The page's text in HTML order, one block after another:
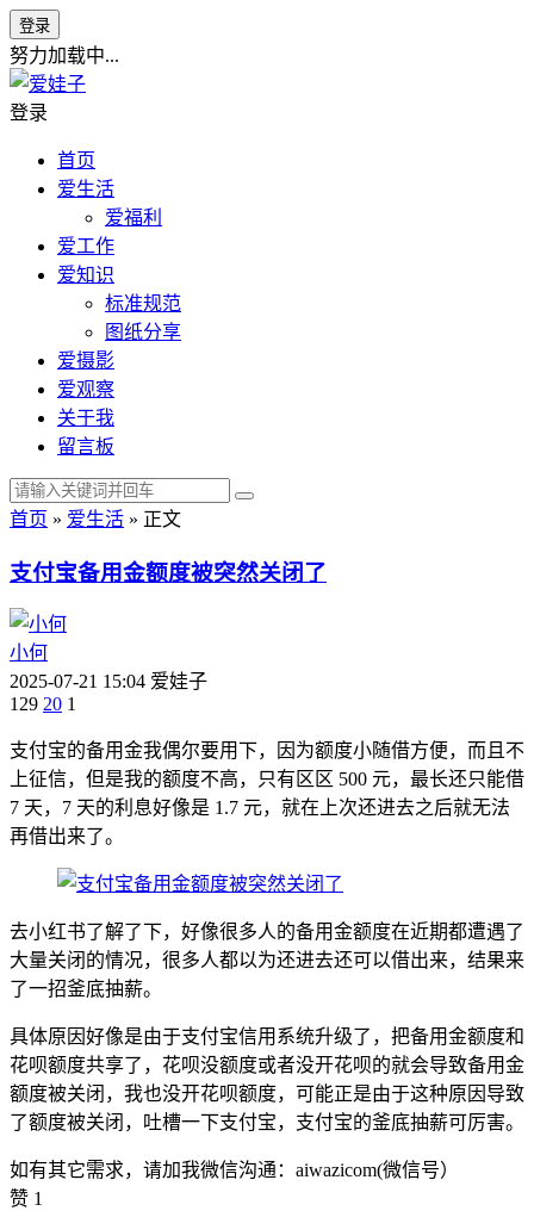
登录
努力加载中...
登录
首页
爱生活
爱福利
爱工作
爱知识
标准规范
图纸分享
爱摄影
爱观察
关于我
留言板
首页 » 爱生活 » 正文
支付宝备用金额度被突然关闭了
小何
2025-07-21 15:04 爱娃子
129 20 1
支付宝的备用金我偶尔要用下，因为额度小随借方便，而且不
上征信，但是我的额度不高，只有区区 500 元，最长还只能借
7 天，7 天的利息好像是 1.7 元，就在上次还进去之后就无法
再借出来了。
去小红书了解了下，好像很多人的备用金额度在近期都遭遇了
大量关闭的情况，很多人都以为还进去还可以借出来，结果来
了一招釜底抽薪。
具体原因好像是由于支付宝信用系统升级了，把备用金额度和
花呗额度共享了，花呗没额度或者没开花呗的就会导致备用金
额度被关闭，我也没开花呗额度，可能正是由于这种原因导致
了额度被关闭，吐槽一下支付宝，支付宝的釜底抽薪可厉害。
如有其它需求，请加我微信沟通：aiwazicom(微信号）
赞 1